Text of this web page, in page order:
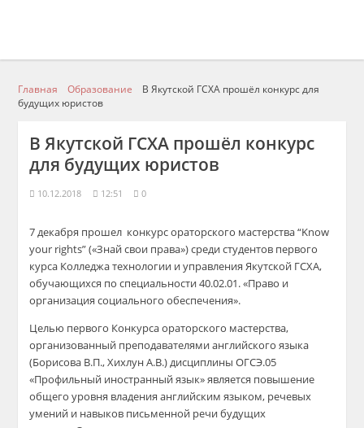
Главная Образование
В Якутской ГСХА прошёл конкурс для
будущих юристов
В Якутской ГСХА прошёл конкурс
для будущих юристов
10.12.2018 12:51 0
7 декабря прошел конкурс ораторского мастерства “Know
your rights” («Знай свои права») среди студентов первого
курса Колледжа технологии и управления Якутской ГСХА,
обучающихся по специальности 40.02.01. «Право и
организация социального обеспечения».
Целью первого Конкурсаораторского мастерства,
организованный преподавателями английского языка
(Борисова В.П.,ХихлунА.В.) дисциплины ОГСЭ.05
«Профильный иностранный язык» является повышение
общего уровня владения английскимязыком, речевых
умений и навыков письменной речибудущих